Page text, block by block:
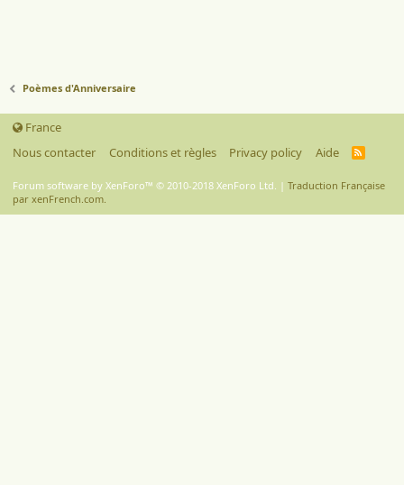
Poèmes d'Anniversaire
France
Nous contacter
Conditions et règles Privacy policy Aide
R
Forum software by XenForo™ © 2010-2018 XenForo Ltd. | Traduction Française
par xenFrench.com.